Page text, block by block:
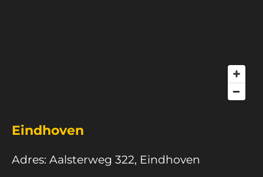
Eindhoven
Adres: Aalsterweg 322, Eindhoven